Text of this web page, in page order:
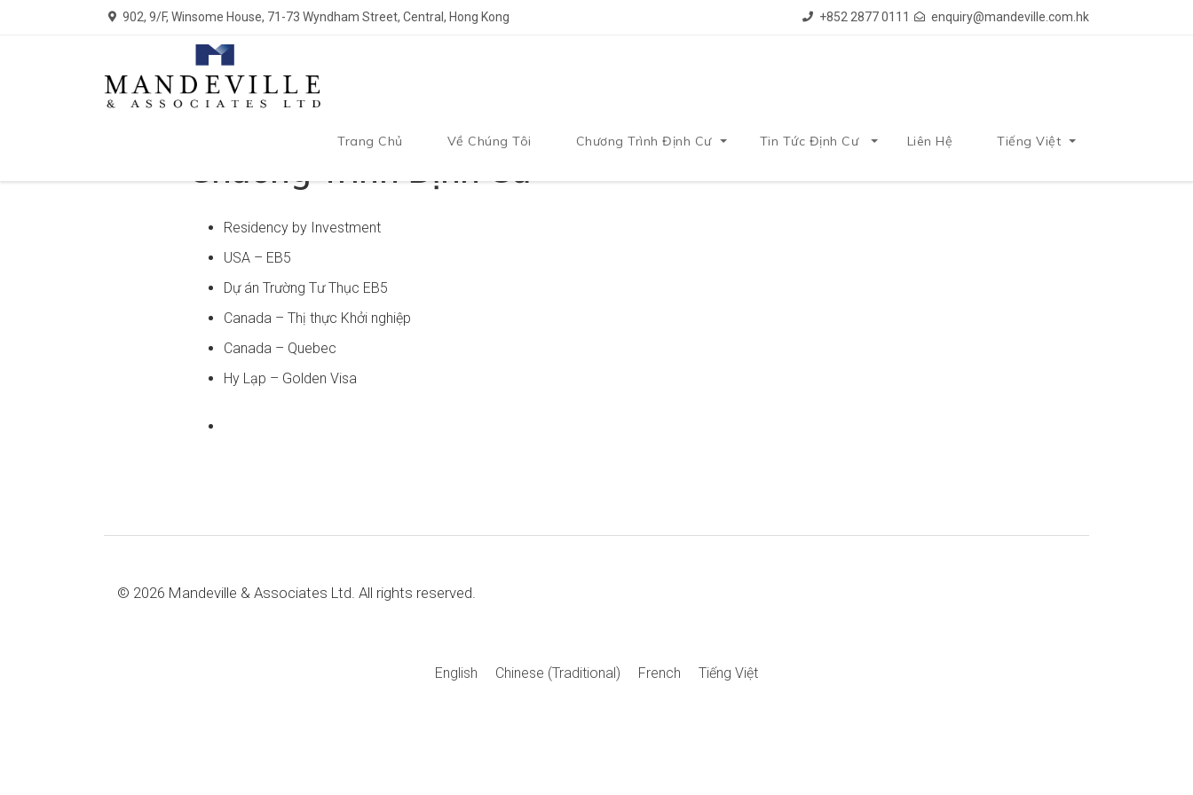
902, 9/F, Winsome House, 71-73 Wyndham Street, Central, Hong Kong +852 2877 0111 enquiry@mandeville.com.hk
Trang Chủ Về Chúng Tôi Chương Trình Định Cư Tin Tức Định Cư Liên Hệ Tiếng Việt
Chương Trình Định Cư
Residency by Investment
USA – EB5
Dự án Trường Tư Thục EB5
Canada – Thị thực Khởi nghiệp
Canada – Quebec
Hy Lạp – Golden Visa
© 2026 Mandeville & Associates Ltd. All rights reserved.
English Chinese (Traditional) French Tiếng Việt